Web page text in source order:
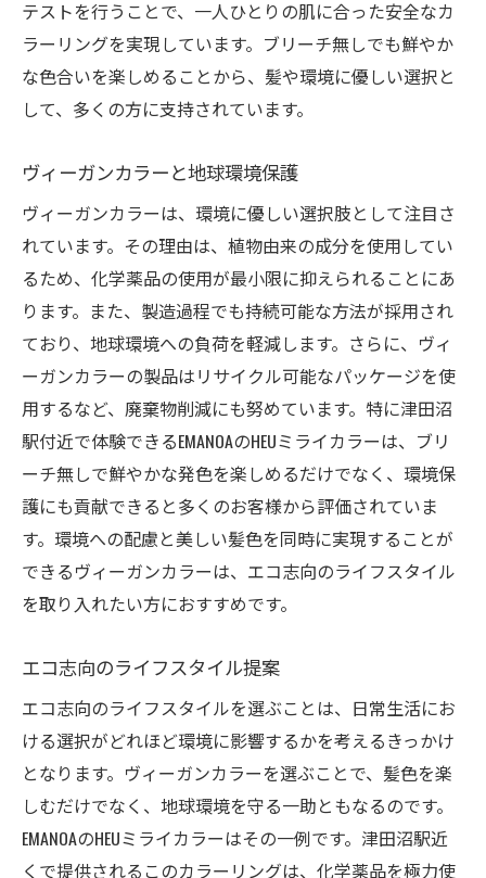
テストを行うことで、一人ひとりの肌に合った安全なカ
ラーリングを実現しています。ブリーチ無しでも鮮やか
な色合いを楽しめることから、髪や環境に優しい選択と
して、多くの方に支持されています。
ヴィーガンカラーと地球環境保護
ヴィーガンカラーは、環境に優しい選択肢として注目さ
れています。その理由は、植物由来の成分を使用してい
るため、化学薬品の使用が最小限に抑えられることにあ
ります。また、製造過程でも持続可能な方法が採用され
ており、地球環境への負荷を軽減します。さらに、ヴィ
ーガンカラーの製品はリサイクル可能なパッケージを使
用するなど、廃棄物削減にも努めています。特に津田沼
駅付近で体験できるEMANOAのHEUミライカラーは、ブリ
ーチ無しで鮮やかな発色を楽しめるだけでなく、環境保
護にも貢献できると多くのお客様から評価されていま
す。環境への配慮と美しい髪色を同時に実現することが
できるヴィーガンカラーは、エコ志向のライフスタイル
を取り入れたい方におすすめです。
エコ志向のライフスタイル提案
エコ志向のライフスタイルを選ぶことは、日常生活にお
ける選択がどれほど環境に影響するかを考えるきっかけ
となります。ヴィーガンカラーを選ぶことで、髪色を楽
しむだけでなく、地球環境を守る一助ともなるのです。
EMANOAのHEUミライカラーはその一例です。津田沼駅近
くで提供されるこのカラーリングは、化学薬品を極力使